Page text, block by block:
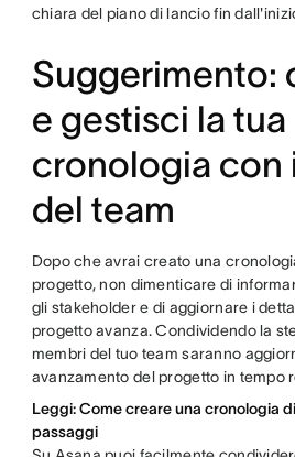
chiara del piano di lancio fin
Suggerimento:
e gestisci la tua
cronologia con
del team
Dopo che avrai creato una
progetto, non dimenticare di
gli stakeholder e di aggiornare i
progetto avanza. Condividendo la
membri del tuo team saranno
avanzamento del progetto in tempo
Leggi: Come creare una cronologia
passaggi